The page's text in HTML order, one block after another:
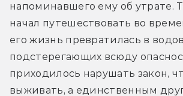
напоминавшего ему об утрате.
начал путешествовать во
его жизнь превратилась в
подстерегающих всюду
приходилось нарушать закон,
выживать, а единственным